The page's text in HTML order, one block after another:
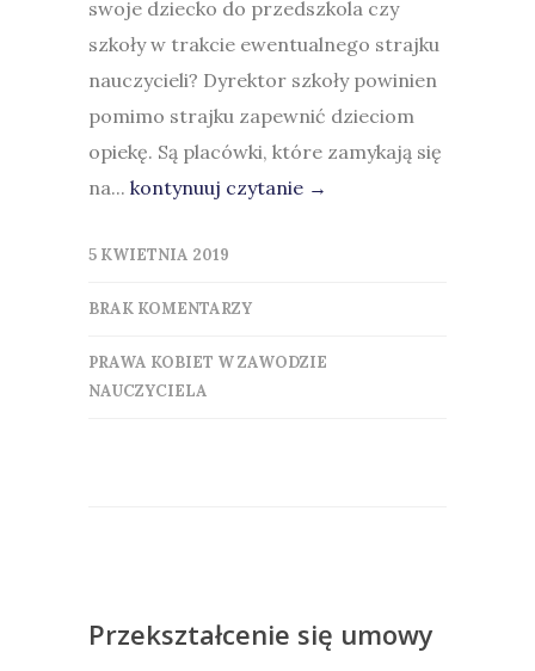
swoje dziecko do przedszkola czy
szkoły w trakcie ewentualnego strajku
nauczycieli? Dyrektor szkoły powinien
pomimo strajku zapewnić dzieciom
opiekę. Są placówki, które zamykają się
na... kontynuuj czytanie →
5 KWIETNIA 2019
BRAK KOMENTARZY
PRAWA KOBIET W ZAWODZIE
NAUCZYCIELA
Przekształcenie się umowy